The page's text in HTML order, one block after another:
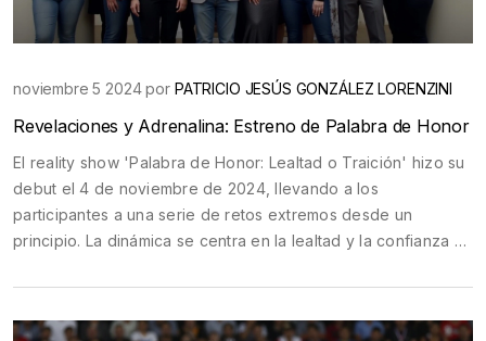
noviembre 5 2024 por PATRICIO JESÚS GONZÁLEZ LORENZINI
Revelaciones y Adrenalina: Estreno de Palabra de Honor
El reality show 'Palabra de Honor: Lealtad o Traición' hizo su
debut el 4 de noviembre de 2024, llevando a los
participantes a una serie de retos extremos desde un
principio. La dinámica se centra en la lealtad y la confianza en
sus compañeros. El programa se perfila como una aventura
intensa llena de desafíos personales y secretos oscuros.